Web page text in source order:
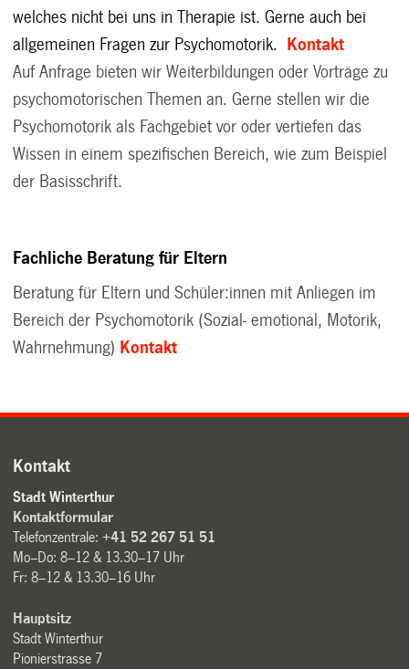
welches nicht bei uns in Therapie ist. Gerne auch bei
allgemeinen Fragen zur Psychomotorik.
Kontakt
Auf Anfrage bieten wir Weiterbildungen oder Vorträge zu
psychomotorischen Themen an. Gerne stellen wir die
Psychomotorik als Fachgebiet vor oder vertiefen das
Wissen in einem spezifischen Bereich, wie zum Beispiel
der Basisschrift.
Fachliche Beratung für Eltern
Beratung für Eltern und Schüler:innen mit Anliegen im
Bereich der Psychomotorik (Sozial- emotional, Motorik,
Wahrnehmung) Kontakt
Kontakt
Stadt Winterthur
Kontaktformular
Telefonzentrale:+41 52 267 51 51
Mo–Do: 8–12 & 13.30–17 Uhr
Fr: 8–12 & 13.30–16 Uhr
Hauptsitz
Stadt Winterthur
Pionierstrasse 7